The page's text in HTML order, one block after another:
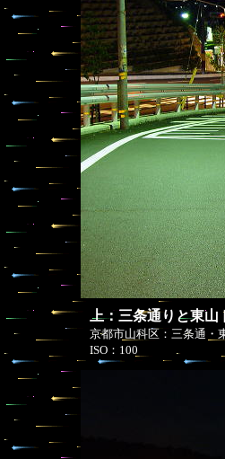
上：三条通りと東
京都市山科区：三条通
ISO：100